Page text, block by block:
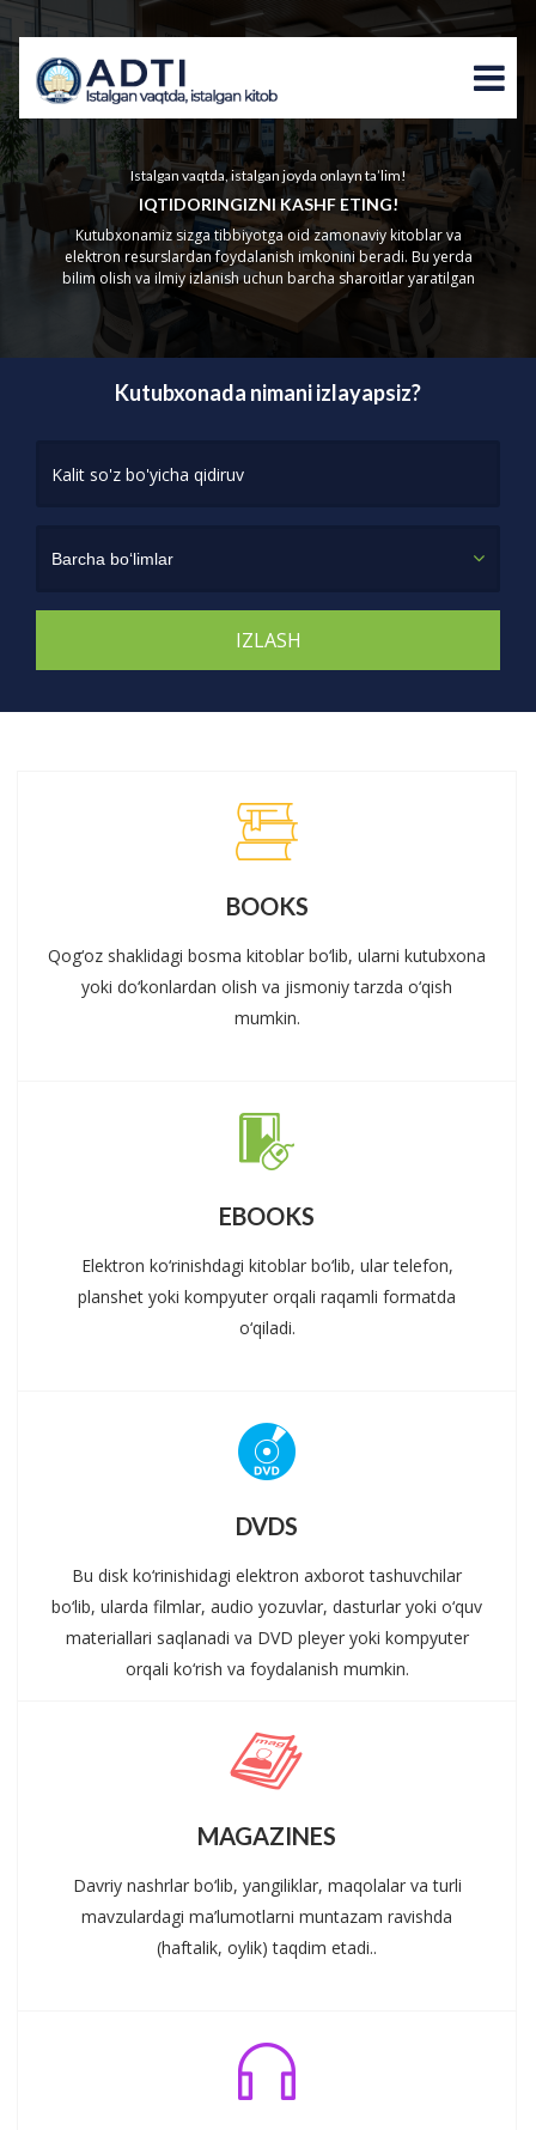
Istalgan vaqtda, istalgan joyda onlayn ta’lim!
IQTIDORINGIZNI KASHF ETING!
Kutubxonamiz sizga tibbiyotga oid zamonaviy kitoblar va
elektron resurslardan foydalanish imkonini beradi. Bu yerda
bilim olish va ilmiy izlanish uchun barcha sharoitlar yaratilgan
Kutubxonada nimani izlayapsiz?
Barcha bo‘limlar
BOOKS
Qog‘oz shaklidagi bosma kitoblar bo‘lib, ularni kutubxona
yoki do‘konlardan olish va jismoniy tarzda o‘qish
mumkin.
EBOOKS
Elektron ko‘rinishdagi kitoblar bo‘lib, ular telefon,
planshet yoki kompyuter orqali raqamli formatda
o‘qiladi.
DVDS
Bu disk ko‘rinishidagi elektron axborot tashuvchilar
bo‘lib, ularda filmlar, audio yozuvlar, dasturlar yoki o‘quv
materiallari saqlanadi va DVD pleyer yoki kompyuter
orqali ko‘rish va foydalanish mumkin.
MAGAZINES
Davriy nashrlar bo‘lib, yangiliklar, maqolalar va turli
mavzulardagi ma’lumotlarni muntazam ravishda
(haftalik, oylik) taqdim etadi..